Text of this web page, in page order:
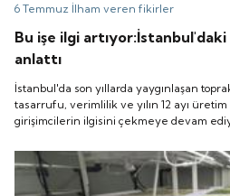
6 Temmuz İlham veren fikirler
Bu işe ilgi
anlattı
İstanbul'da son yıllarda yaygınlaşan
tasarrufu, verimlilik ve yılın 12 ayı
girişimcilerin ilgisini çekmeye devam